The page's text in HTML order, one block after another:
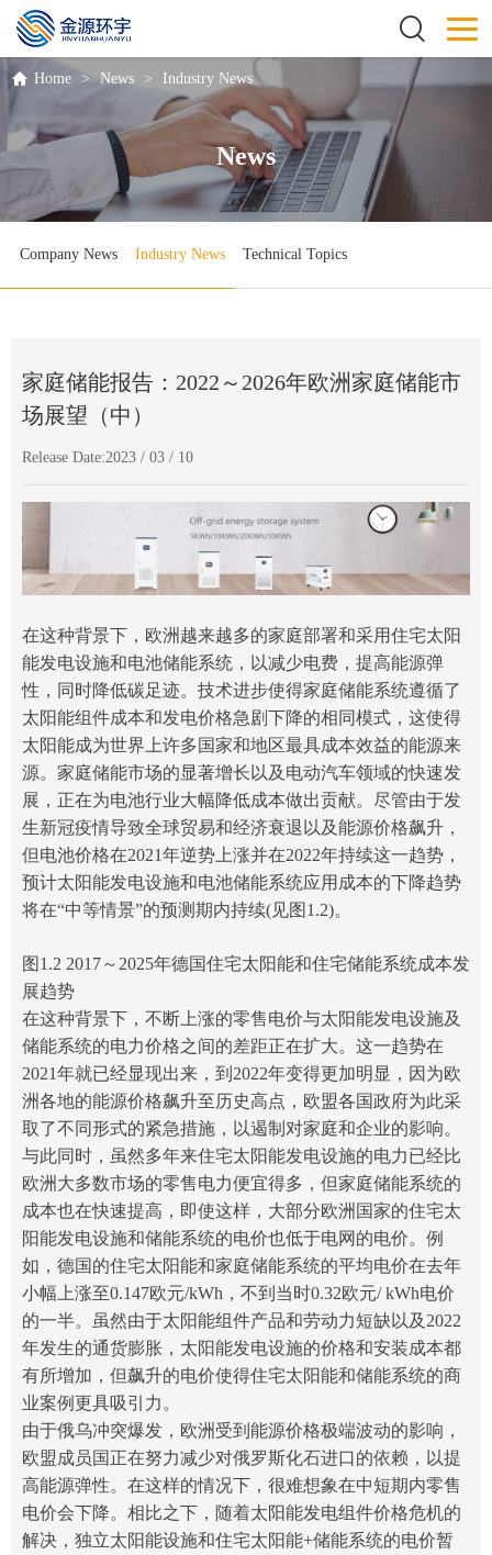
News
Home > News > Industry News
Company News Industry News Technical Topics
家庭储能报告：2022～2026年欧洲家庭储能市
场展望（中）
Release Date:2023 / 03 / 10
在这种背景下，欧洲越来越多的家庭部署和采用住宅太阳
能发电设施和电池储能系统，以减少电费，提高能源弹
性，同时降低碳足迹。技术进步使得家庭储能系统遵循了
太阳能组件成本和发电价格急剧下降的相同模式，这使得
太阳能成为世界上许多国家和地区最具成本效益的能源来
源。 家庭储能市场的显著增长以及电动汽车领域的快速发
展，正在为电池行业大幅降低成本做出贡献。尽管由于发
生新冠疫情导致全球贸易和经济衰退以及能源价格飙升，
但电池价格在2021年逆势上涨并在2022年持续这一趋势，
预计太阳能发电设施和电池储能系统应用成本的下降趋势
将在“中等情景”的预测期内持续(见图1.2)。
图1.2 2017～2025年德国住宅太阳能和住宅储能系统成本发
展趋势
在这种背景下，不断上涨的零售电价与太阳能发电设施及
储能系统的电力价格之间的差距正在扩大。这一趋势在
2021年就已经显现出来，到2022年变得更加明显，因为欧
洲各地的能源价格飙升至历史高点，欧盟各国政府为此采
取了不同形式的紧急措施，以遏制对家庭和企业的影响。
与此同时，虽然多年来住宅太阳能发电设施的电力已经比
欧洲大多数市场的零售电力便宜得多，但家庭储能系统的
成本也在快速提高，即使这样，大部分欧洲国家的住宅太
阳能发电设施和储能系统的电价也低于电网的电价。例
如，德国的住宅太阳能和家庭储能系统的平均电价在去年
小幅上涨至0.147欧元/kWh，不到当时0.32欧元/ kWh电价
的一半。虽然由于太阳能组件产品和劳动力短缺以及2022
年发生的通货膨胀，太阳能发电设施的价格和安装成本都
有所增加，但飙升的电价使得住宅太阳能和储能系统的商
业案例更具吸引力。
由于俄乌冲突爆发，欧洲受到能源价格极端波动的影响，
欧盟成员国正在努力减少对俄罗斯化石进口的依赖，以提
高能源弹性。在这样的情况下，很难想象在中短期内零售
电价会下降。相比之下，随着太阳能发电组件价格危机的
解决，独立太阳能设施和住宅太阳能+储能系统的电价暂